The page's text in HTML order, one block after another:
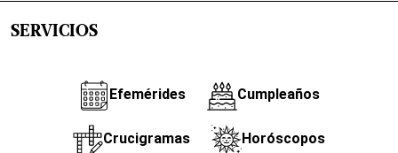
SERVICIOS
Efemérides Cumpleaños
Crucigramas Horóscopos